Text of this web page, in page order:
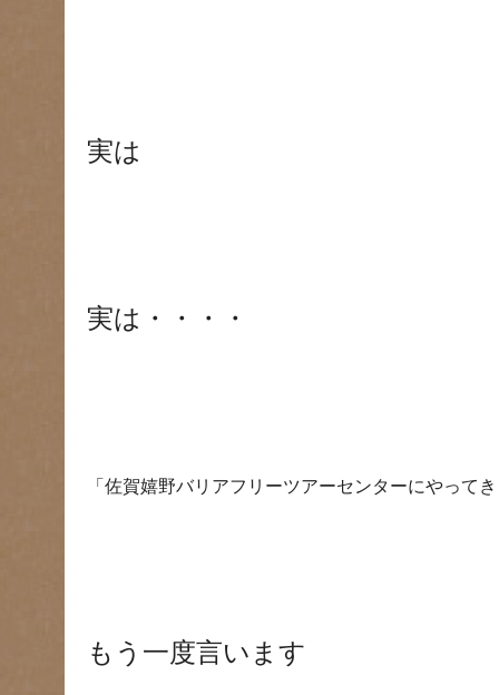
実は
実は・・・・
「佐賀嬉野バリアフリーツアーセンターにやって
もう一度言います